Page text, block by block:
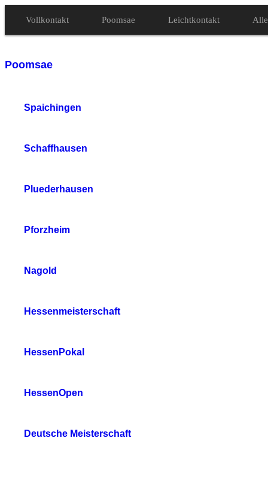
Vollkontakt Poomsae Leichtkontakt Alle
Poomsae
Spaichingen
Schaffhausen
Pluederhausen
Pforzheim
Nagold
Hessenmeisterschaft
HessenPokal
HessenOpen
Deutsche Meisterschaft